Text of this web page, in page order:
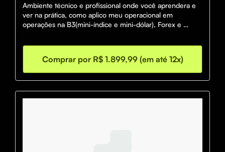
Ambiente técnico e profissional onde você aprendera e
ver na prática, como aplico meu operacional em
operações na B3(mini-índice e mini-dólar), Forex e
Comprar por R$ 1.899,99 (em até 12x)